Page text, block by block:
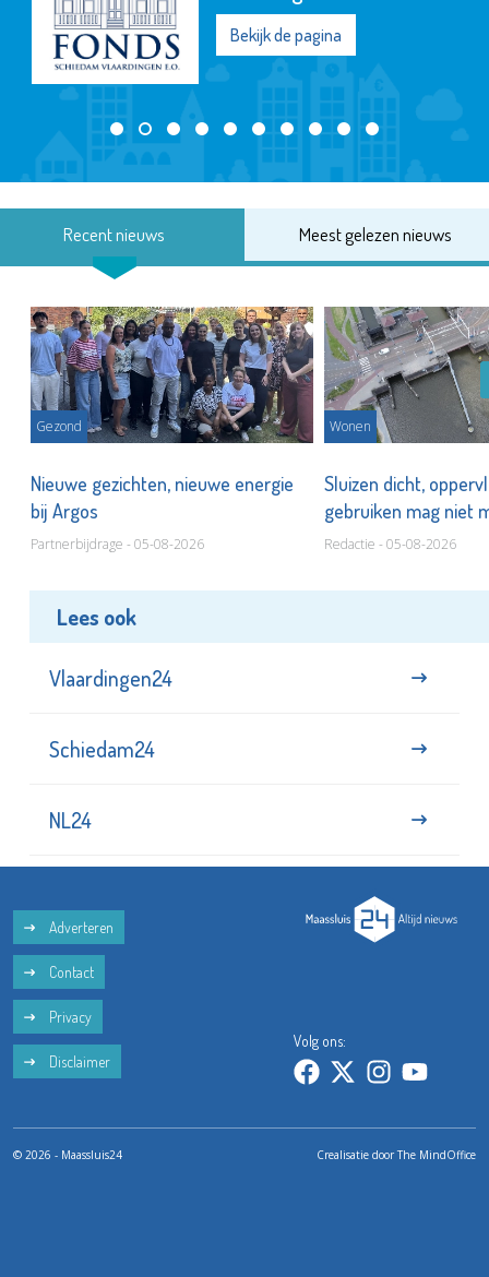
Bekijk de pagina
Recent nieuws Meest gelezen nieuws
Gezond
Nieuwe gezichten, nieuwe energie
bij Argos
Partnerbijdrage - 05-08-2026
Wonen
Sluizen dicht,
gebruiken mag niet
Redactie - 05-08-2026
Lees ook
Vlaardingen24
Schiedam24
NL24
Adverteren
Contact
Privacy
Disclaimer
Volg ons:
© 2026 - Maassluis24 Crealisatie doorThe MindOffice